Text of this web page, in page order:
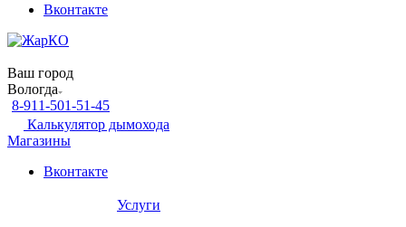
Вконтакте
Ваш город
Вологда
8-911-501-51-45
Калькулятор дымохода
Магазины
Вконтакте
Услуги